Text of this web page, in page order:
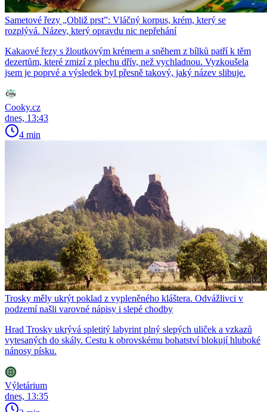
Sametové řezy „Obliž prst”: Vláčný korpus, krém, který se
rozplývá. Název, který opravdu nic nepřehání
Kakaové řezy s žloutkovým krémem a sněhem z bílků patří k těm
dezertům, které zmizí z plechu dřív, než vychladnou. Vyzkoušela
jsem je poprvé a výsledek byl přesně takový, jaký název slibuje.
Cooky.cz
dnes, 13:43
4 min
Trosky měly ukrýt poklad z vypleněného kláštera. Odvážlivci v
podzemí našli varovné nápisy i slepé chodby
Hrad Trosky ukrývá spletitý labyrint plný slepých uliček a vzkazů
vytesaných do skály. Cestu k obrovskému bohatství blokují hluboké
nánosy písku.
Výletárium
dnes, 13:35